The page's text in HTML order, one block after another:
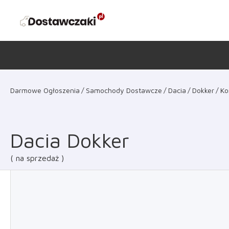
Darmowe Ogłoszenia Samochody Dostawcze Dacia Dokker
Dacia Dokker
na sprzedaż